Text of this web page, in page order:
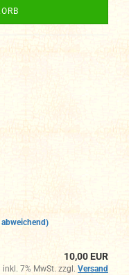
10,00 EUR
inkl. 7% MwSt. zzgl. Versand